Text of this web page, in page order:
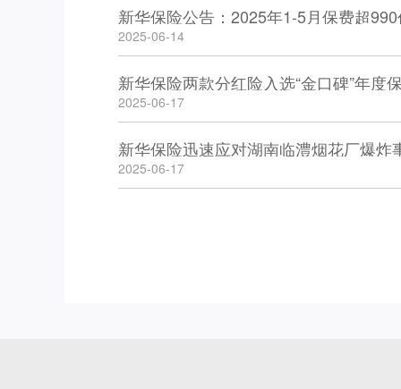
新华保险公告：2025年1-5月保费超
2025-06-14
新华保险两款分红险入选“金口碑”年度
2025-06-17
新华保险迅速应对湖南临澧烟花厂爆炸
2025-06-17